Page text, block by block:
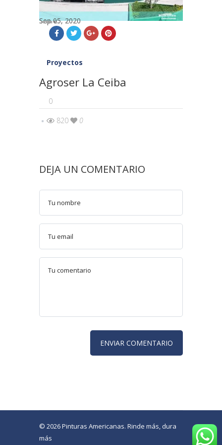
Sep 05, 2020
Share:
Proyectos
Agroser La Ceiba
0
820 0
DEJA UN COMENTARIO
© 2026 Pinturas Americanas. Rinde más, dura
más